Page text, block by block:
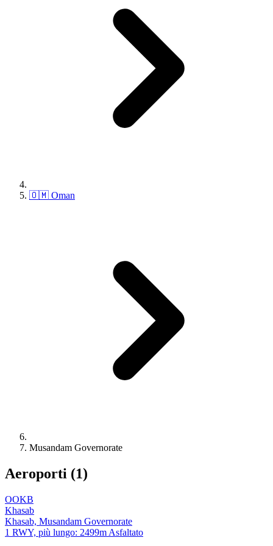
🇴🇲 Oman
Musandam Governorate
Aeroporti (1)
OOKB
Khasab
Khasab, Musandam Governorate
1 RWY, più lungo: 2499m Asfaltato